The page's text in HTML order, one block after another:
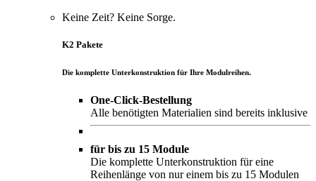
Keine Zeit? Keine Sorge.
K2 Pakete
Die komplette Unterkonstruktion für Ihre Modulreihen.
One-Click-Bestellung
Alle benötigten Materialien sind bereits inklusive
für bis zu 15 Module
Die komplette Unterkonstruktion für eine
Reihenlänge von nur einem bis zu 15 Modulen